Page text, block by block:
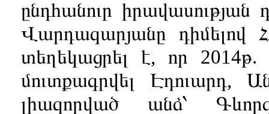
ընդհանուր
Վարդազարյանը
տեղեկացրել է, որ
մուտքագրվել Էդուարդ,
լիազորված անձ՝